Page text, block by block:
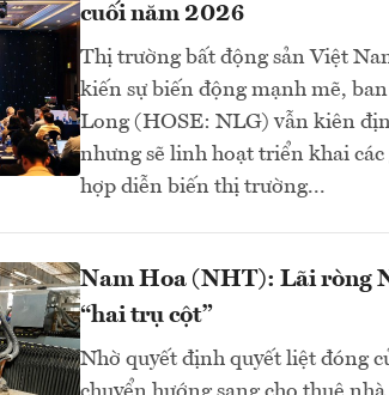
cuối năm 2026
Thị trường bất động sản Việt
kiến sự biến động mạnh mẽ,
Long (HOSE: NLG) vẫn kiên
nhưng sẽ linh hoạt triển khai
hợp diễn biến thị trường...
Nam Hoa (NHT): Lãi ròng
“hai trụ cột”
Nhờ quyết định quyết liệt đóng